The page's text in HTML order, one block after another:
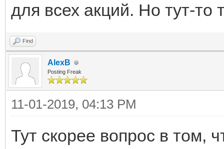
для всех акций. Но тут-
Find
AlexB
Posting Freak
11-01-2019, 04:13 PM
Тут скорее вопрос в том,